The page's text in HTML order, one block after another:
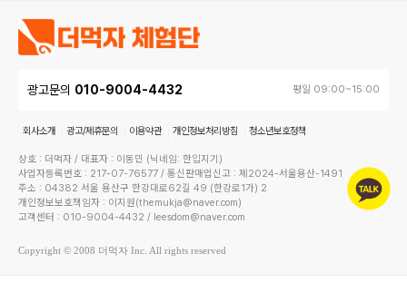
광고문의 010-9004-4432 평일 09:00~15:00
회사소개 광고/제휴문의 이용약관 개인정보처리방침 청소년보호정책
상호 : 더먹자 / 대표자 : 이동민 (닉네임: 한입지기)
사업자등록번호 : 217-07-76577 / 통신판매업신고 : 제2024-서울용산-1491
주소 : 04382 서울 용산구 한강대로62길 49 (한강로1가) 2
개인정보보호책임자 : 이지원(themukja@naver.com)
고객센터 : 010-9004-4432 / leesdom@naver.com
Copyright © 2008 더먹자 Inc. All rights reserved